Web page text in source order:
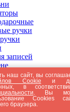
ручки
записей
5000 рублей
5000 рублей
3000 рублей
2000 рублей
1000 рублей
наш сайт, вы
Cookie и
в
. Вы
Cookies
браузера.